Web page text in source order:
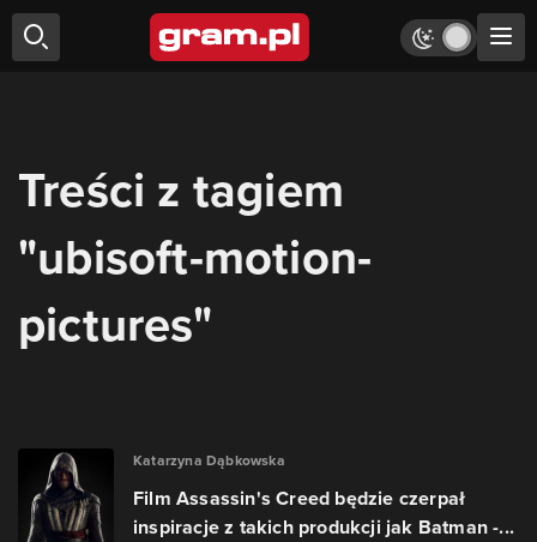
Treści z tagiem
"ubisoft-motion-
pictures"
Katarzyna Dąbkowska
Film Assassin's Creed będzie czerpał
inspiracje z takich produkcji jak Batman -...